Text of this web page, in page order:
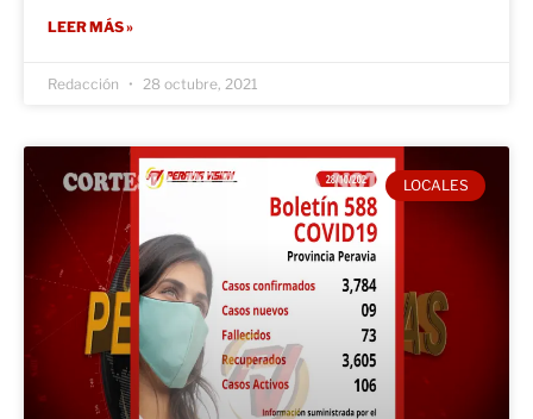
LEER MÁS »
Redacción 28 octubre, 2021
LOCALES